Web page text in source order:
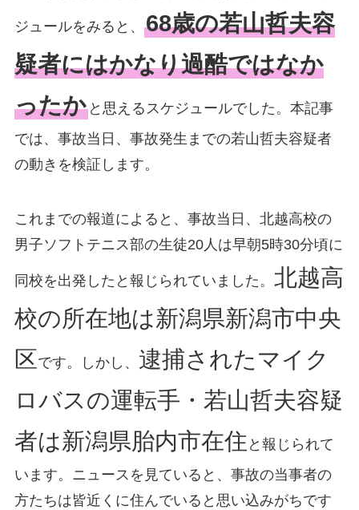
ジュールをみると、 68歳の若山哲夫容
疑者にはかなり過酷ではなか
ったかと思えるスケジュールでした。本記事
では、事故当日、事故発生までの若山哲夫容疑者
の動きを検証します。
これまでの報道によると、事故当日、北越高校の
男子ソフトテニス部の生徒20人は早朝5時30分頃に
同校を出発したと報じられていました。 北越高
校の所在地は新潟県新潟市中央
区です。しかし、 逮捕されたマイク
ロバスの運転手・若山哲夫容疑
者は新潟県胎内市在住 と報じられて
います。ニュースを見ていると、事故の当事者の
方たちは皆近くに住んでいると思い込みがちです